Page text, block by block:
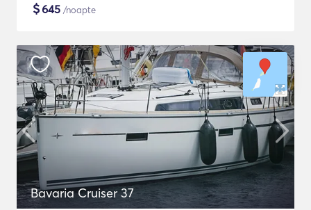
$645 /noapte
Bavaria Cruiser 37